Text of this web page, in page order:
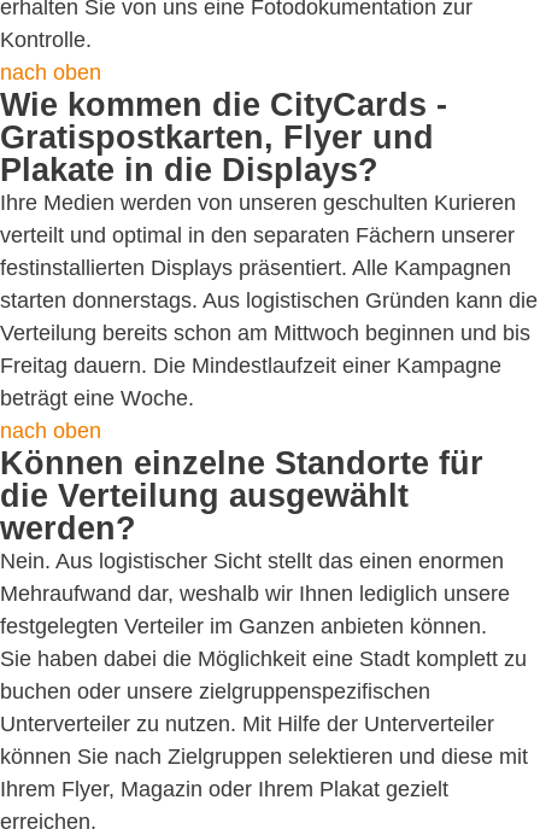
erhalten Sie von uns eine Fotodokumentation zur
Kontrolle.
nach oben
Wie kommen die CityCards -
Gratispostkarten, Flyer und
Plakate in die Displays?
Ihre Medien werden von unseren geschulten Kurieren
verteilt und optimal in den separaten Fächern unserer
festinstallierten Displays präsentiert. Alle Kampagnen
starten donnerstags. Aus logistischen Gründen kann die
Verteilung bereits schon am Mittwoch beginnen und bis
Freitag dauern. Die Mindestlaufzeit einer Kampagne
beträgt eine Woche.
nach oben
Können einzelne Standorte für
die Verteilung ausgewählt
werden?
Nein. Aus logistischer Sicht stellt das einen enormen
Mehraufwand dar, weshalb wir Ihnen lediglich unsere
festgelegten Verteiler im Ganzen anbieten können.
Sie haben dabei die Möglichkeit eine Stadt komplett zu
buchen oder unsere zielgruppenspezifischen
Unterverteiler zu nutzen. Mit Hilfe der Unterverteiler
können Sie nach Zielgruppen selektieren und diese mit
Ihrem Flyer, Magazin oder Ihrem Plakat gezielt
erreichen.